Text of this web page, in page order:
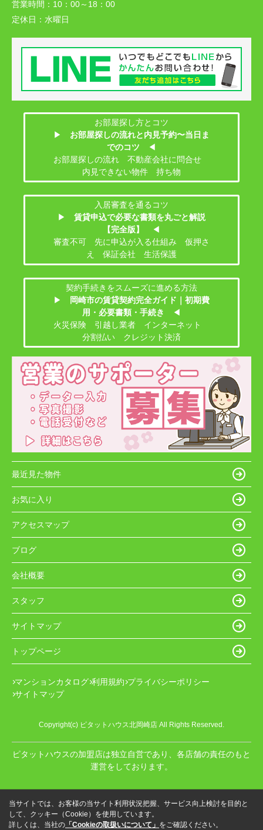
営業時間： 10：00～18：00
定休日： 水曜日
お部屋探し方とコツ
▶
お部屋探しの流れと内見予約〜当日ま
でのコツ
◀
お部屋探しの流れ 不動産会社に問合せ
内見できない物件 持ち物
入居審査を通るコツ
▶
賃貸申込で必要な書類を丸ごと解説
【完全版】
◀
審査不可 先に申込が入る仕組み 仮押さ
え 保証会社 生活保護
契約手続きをスムーズに進める方法
▶
岡崎市の賃貸契約完全ガイド｜初期費
用・必要書類・手続き
◀
火災保険 引越し業者 インターネット
分割払い クレジット決済
最近見た物件
お気に入り
アクセスマップ
ブログ
会社概要
スタッフ
サイトマップ
トップページ
マンションカタログ 利用規約 プライバシーポリシー
サイトマップ
Copyright(c) ピタットハウス北岡崎店 All Rights Reserved.
ピタットハウスの加盟店は独立自営であり、各店舗の責任のもと
運営をしております。
当サイトでは、お客様の当サイト利用状況把握、サービス向上検討を目的と
して、クッキー（Cookie）を使用しています。
詳しくは、当社の 「Cookieの取扱いについて」 をご確認ください。